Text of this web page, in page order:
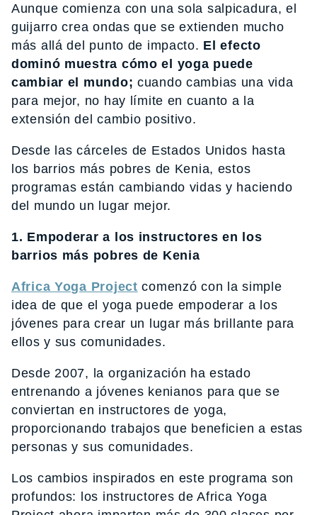
Aunque comienza con una sola salpicadura, el
guijarro crea ondas que se extienden mucho
más allá del punto de impacto. El efecto
dominó muestra cómo el yoga puede
cambiar el mundo; cuando cambias una vida
para mejor, no hay límite en cuanto a la
extensión del cambio positivo.
Desde las cárceles de Estados Unidos hasta
los barrios más pobres de Kenia, estos
programas están cambiando vidas y haciendo
del mundo un lugar mejor.
1. Empoderar a los instructores en los
barrios más pobres de Kenia
Africa Yoga Project comenzó con la simple
idea de que el yoga puede empoderar a los
jóvenes para crear un lugar más brillante para
ellos y sus comunidades.
Desde 2007, la organización ha estado
entrenando a jóvenes kenianos para que se
conviertan en instructores de yoga,
proporcionando trabajos que beneficien a estas
personas y sus comunidades.
Los cambios inspirados en este programa son
profundos: los instructores de Africa Yoga